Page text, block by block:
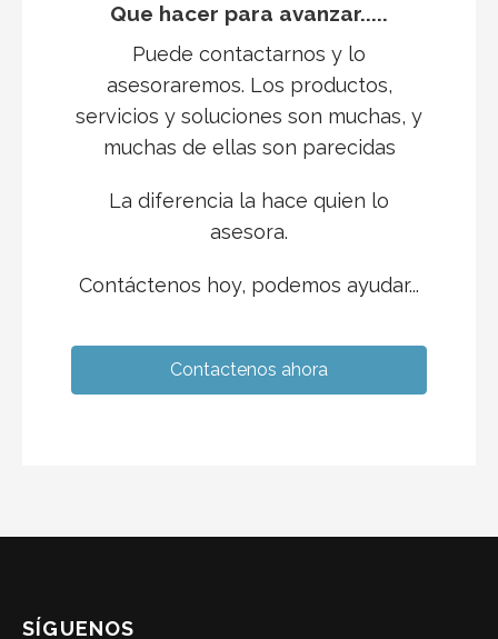
Que hacer para avanzar.....
Puede contactarnos y lo
asesoraremos. Los productos,
servicios y soluciones son muchas, y
muchas de ellas son parecidas
La diferencia la hace quien lo
asesora.
Contáctenos hoy, podemos ayudar...
Contactenos ahora
SÍGUENOS